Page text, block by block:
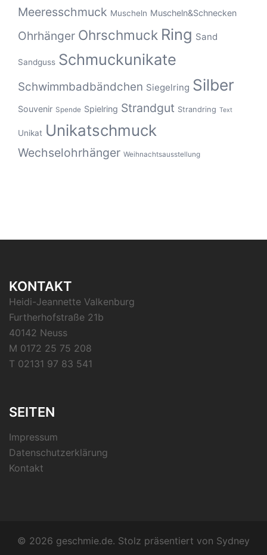
Meeresschmuck Muscheln Muscheln&Schnecken
Ohrhänger Ohrschmuck Ring Sand
Sandguss Schmuckunikate
Schwimmbadbändchen Siegelring Silber
Souvenir Spende Spielring Strandgut Strandring Text
Unikat Unikatschmuck
Wechselohrhänger Weihnachtsausstellung
KONTAKT
Heidi-Jeannette Valkenburg
Furtherhofstraße 21b
40142 Neuss
M 0172 25 75 208
T 02131 97 83 541
SEITEN
Impressum
Datenschutzerklärung
Kontakt
© 2026 geschmie.de. Stolz präsentiert von Sydney